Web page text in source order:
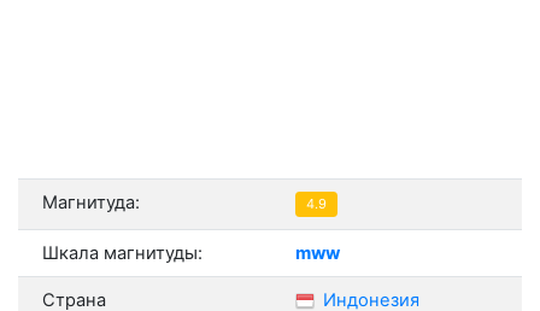
Магнитуда: 4.9
Шкала магнитуды: mww
Страна Индонезия